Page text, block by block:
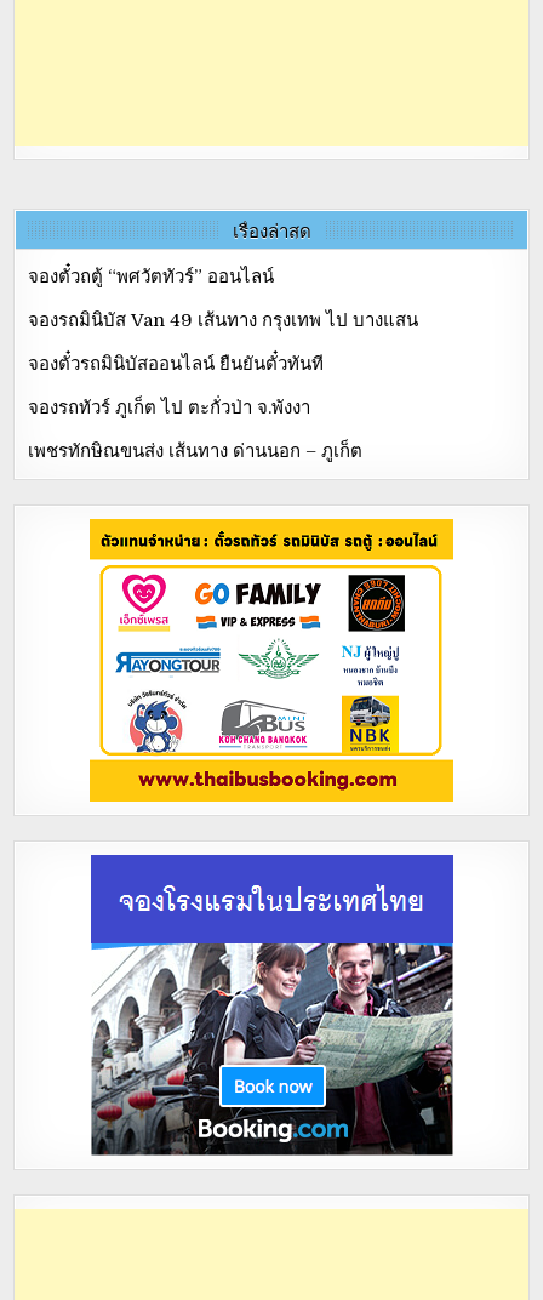
เรื่องล่าสุด
จองตั๋วถตู้ “พศวัตทัวร์” ออนไลน์
จองรถมินิบัส Van 49 เส้นทาง กรุงเทพ ไป บางแสน
จองตั๋วรถมินิบัสออนไลน์ ยืนยันตั๋วทันที
จองรถทัวร์ ภูเก็ต ไป ตะกั่วป่า จ.พังงา
เพชรทักษิณขนส่ง เส้นทาง ด่านนอก – ภูเก็ต